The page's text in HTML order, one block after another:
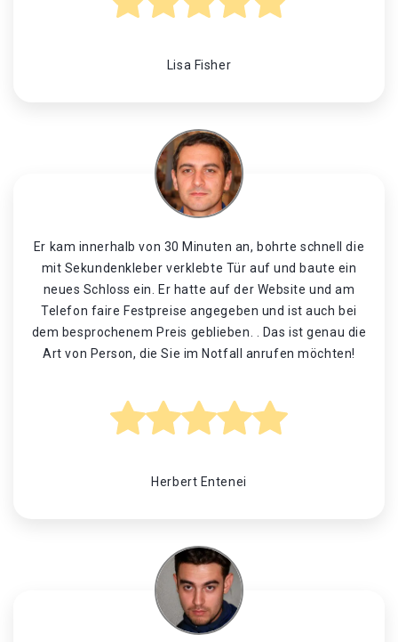
Lisa Fisher
Er kam innerhalb von 30 Minuten an, bohrte schnell die
mit Sekundenkleber verklebte Tür auf und baute ein
neues Schloss ein. Er hatte auf der Website und am
Telefon faire Festpreise angegeben und ist auch bei
dem besprochenem Preis geblieben. . Das ist genau die
Art von Person, die Sie im Notfall anrufen möchten!
Herbert Entenei